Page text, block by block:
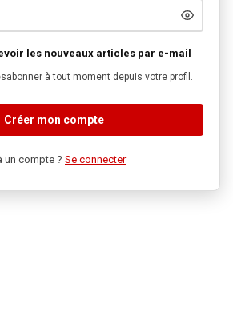
les nouveaux articles par e-mail
à tout moment depuis votre profil.
Créer mon compte
un compte ? Se connecter